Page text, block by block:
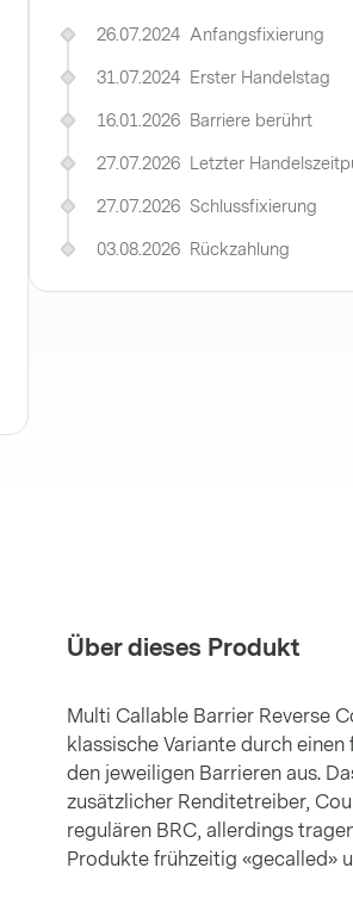
26.07.2024 Anfangsfixierung
31.07.2024 Erster Handelstag
16.01.2026 Barriere berührt
27.07.2026 Letzter
27.07.2026 Schlussfixierung
03.08.2026 Rückzahlung
Über dieses Produkt
Multi Callable Barrier Reverse
klassische Variante durch
den jeweiligen Barrieren aus.
zusätzlicher Renditetreiber,
regulären BRC, allerdings
Produkte frühzeitig «gecalled»